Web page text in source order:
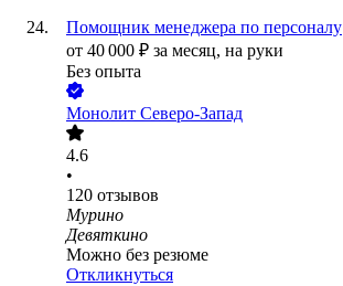
Помощник менеджера по персоналу
от 40 000 ₽ за месяц, на руки
Без опыта
Монолит Северо-Запад
4.6
•
120 отзывов
Мурино
Девяткино
Можно без резюме
Откликнуться